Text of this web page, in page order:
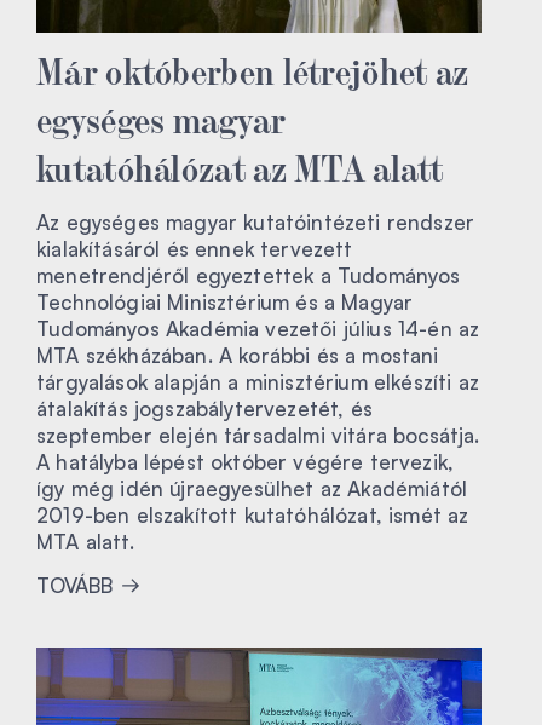
Már októberben létrejöhet az
egységes magyar
kutatóhálózat az MTA alatt
Az egységes magyar kutatóintézeti rendszer
kialakításáról és ennek tervezett
menetrendjéről egyeztettek a Tudományos
Technológiai Minisztérium és a Magyar
Tudományos Akadémia vezetői július 14-én az
MTA székházában. A korábbi és a mostani
tárgyalások alapján a minisztérium elkészíti az
átalakítás jogszabálytervezetét, és
szeptember elején társadalmi vitára bocsátja.
A hatályba lépést október végére tervezik,
így még idén újraegyesülhet az Akadémiától
2019-ben elszakított kutatóhálózat, ismét az
MTA alatt.
TOVÁBB